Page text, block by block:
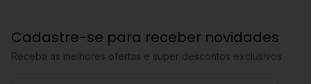
Cadastre-se para receber novidades
Receba as melhores ofertas e super descontos exclusivos